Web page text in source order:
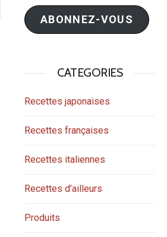
mail
ABONNEZ-VOUS
CATEGORIES
Recettes japonaises
Recettes françaises
Recettes italiennes
Recettes d’ailleurs
Produits